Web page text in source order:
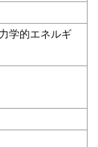
学的エネルギ